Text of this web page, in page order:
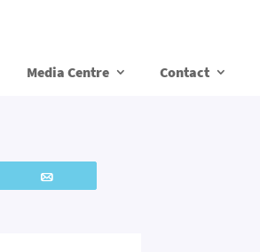
Media Centre Contact